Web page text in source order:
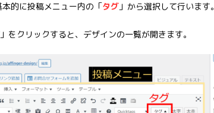
的に投稿メニュー内の「タグ 」から選択して行います。
をクリックすると、デザインの一覧が開きます。